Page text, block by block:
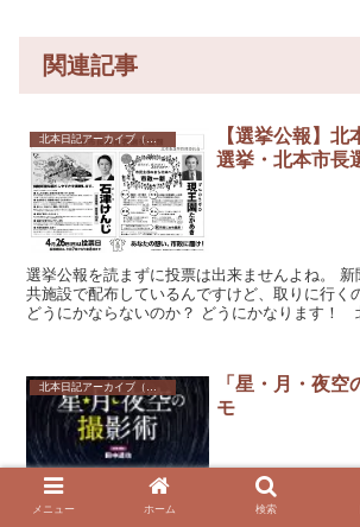
関連記事
【選挙公報】
選挙・北本市長
選挙公報を読まずに投票は出来ませんよね。
共施設で配布しているんですけど、取りに行く
どうにかならないのか？ どうにかなります！
「星・月・夜空
モ
メニュー ホーム 検索